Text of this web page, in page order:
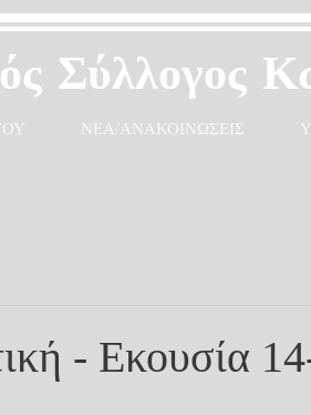
Σύλλογος
ΝΕΑ/ΑΝΑΚΟΙΝΩΣΕΙΣ
- Εκουσία